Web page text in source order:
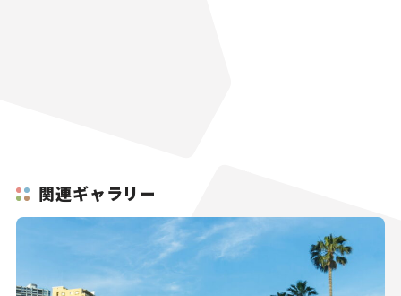
関連ギャラリー